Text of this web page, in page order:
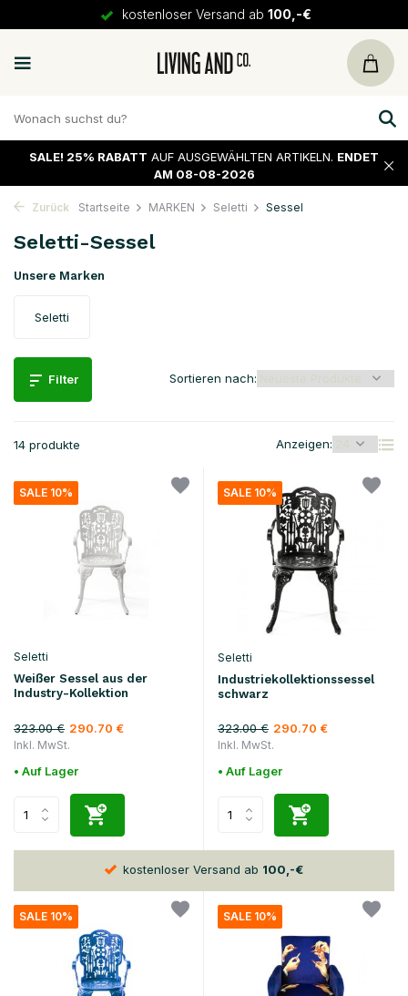
kostenloser Versand ab 100,-€
SALE! 25% RABATT AUF AUSGEWÄHLTEN ARTIKELN. ENDET
AM 08-08-2026
Zurück Startseite MARKEN Seletti Sessel
Seletti-Sessel
Unsere Marken
Seletti
Filter
14 produkte Anzeigen:
Sortieren nach:
SALE 10%
Seletti
Weißer Sessel aus der
Industry-Kollektion
323.00 € 290.70 €
Inkl. MwSt.
• Auf Lager
SALE 10%
Seletti
Industriekollektionssessel
schwarz
323.00 € 290.70 €
Inkl. MwSt.
• Auf Lager
30 TageRückgaberecht
SALE 10% SALE 10%